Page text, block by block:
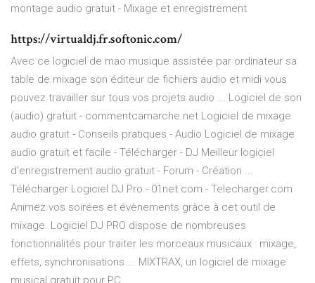
montage audio gratuit - Mixage et enregistrement
https://virtualdj.fr.softonic.com/
Avec ce logiciel de mao musique assistée par ordinateur sa
table de mixage son éditeur de fichiers audio et midi vous
pouvez travailler sur tous vos projets audio ... Logiciel de son
(audio) gratuit - commentcamarche.net Logiciel de mixage
audio gratuit - Conseils pratiques - Audio Logiciel de mixage
audio gratuit et facile - Télécharger - DJ Meilleur logiciel
d'enregistrement audio gratuit - Forum - Création ...
Télécharger Logiciel DJ Pro - 01net.com - Telecharger.com
Animez vos soirées et évènements grâce à cet outil de
mixage. Logiciel DJ PRO dispose de nombreuses
fonctionnalités pour traiter les morceaux musicaux : mixage,
effets, synchronisations ... MIXTRAX, un logiciel de mixage